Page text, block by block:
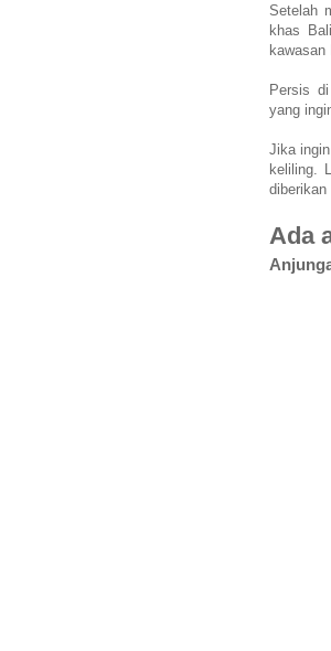
Setelah
khas
kawasan
Persis
yang
Jika
keliling.
diberikan
Ada